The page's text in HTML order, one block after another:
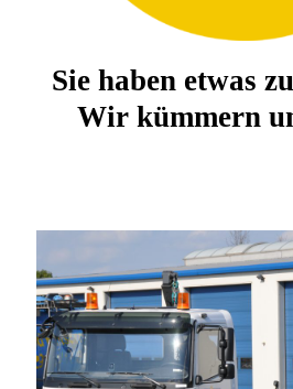
Sie haben etwas
Wir kümmern